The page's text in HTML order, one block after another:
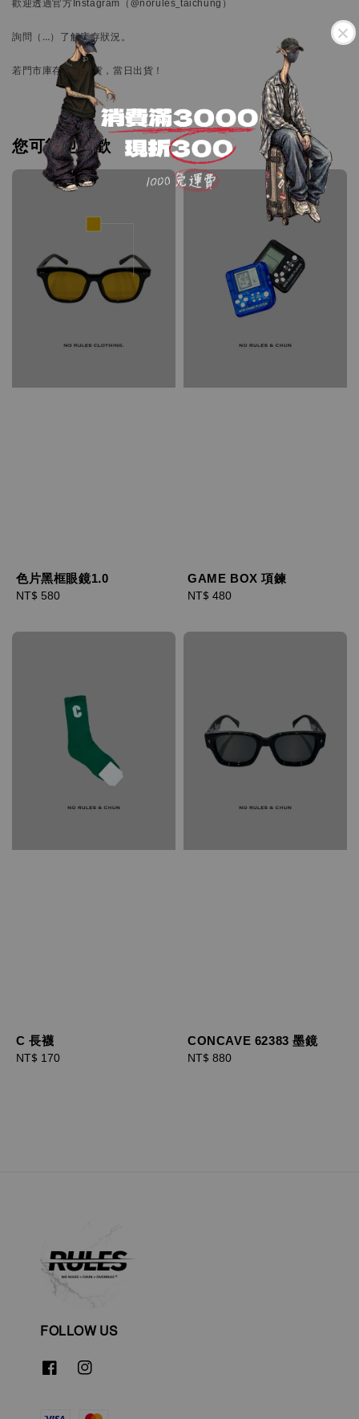
歡迎透過官方Instagram （@norules_taichung）
詢問 （…） 了解庫存狀況。
若門市庫存備有現貨，當日出貨！
您可能也喜歡
色片黑框眼鏡1.0
Regular
NT$ 580
GAME BOX 項鍊
Regular
NT$ 480
C 長襪
Regular
NT$ 170
CONCAVE 62383 墨鏡
Regular
NT$ 880
FOLLOW US